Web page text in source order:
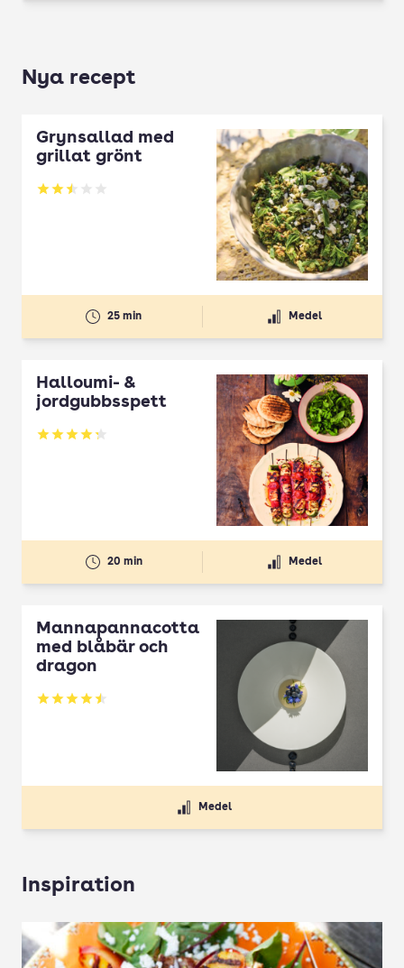
Nya recept
Grynsallad med
grillat grönt
Betyg: 2.5 av 5
25 min Medel
Halloumi- &
jordgubbsspett
Betyg: 4.3 av 5
20 min Medel
Mannapannacotta
med blåbär och
dragon
Betyg: 4.5 av 5
Medel
Inspiration